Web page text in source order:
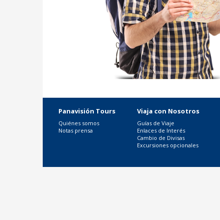
Panavisión Tours
Quiénes somos
Notas prensa
Viaja con Nosotros
Guías de Viaje
Enlaces de Interés
Cambio de Divisas
Excursiones opcionales